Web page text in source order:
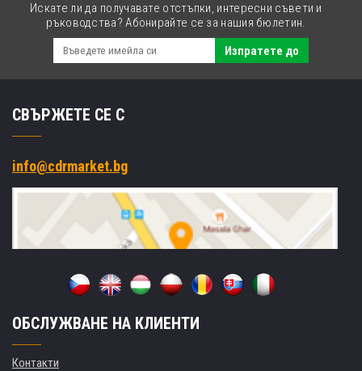
Искате ли да получавате отстъпки, интересни съвети и
ръководства? Абонирайте се за нашия бюлетин.
Изпратете до
СВЪРЖЕТЕ СЕ С
info@cdrmarket.bg
ОБСЛУЖВАНЕ НА КЛИЕНТИ
Контакти